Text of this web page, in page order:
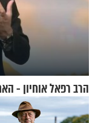
הרב רפאל אוחיון -